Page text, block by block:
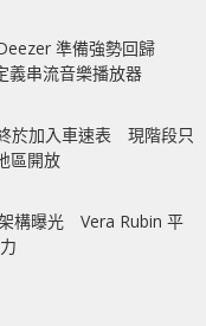
準備強勢回歸
串流音樂播放器
於加入車速表 現階段只
區開放
構曝光 Vera Rubin 平